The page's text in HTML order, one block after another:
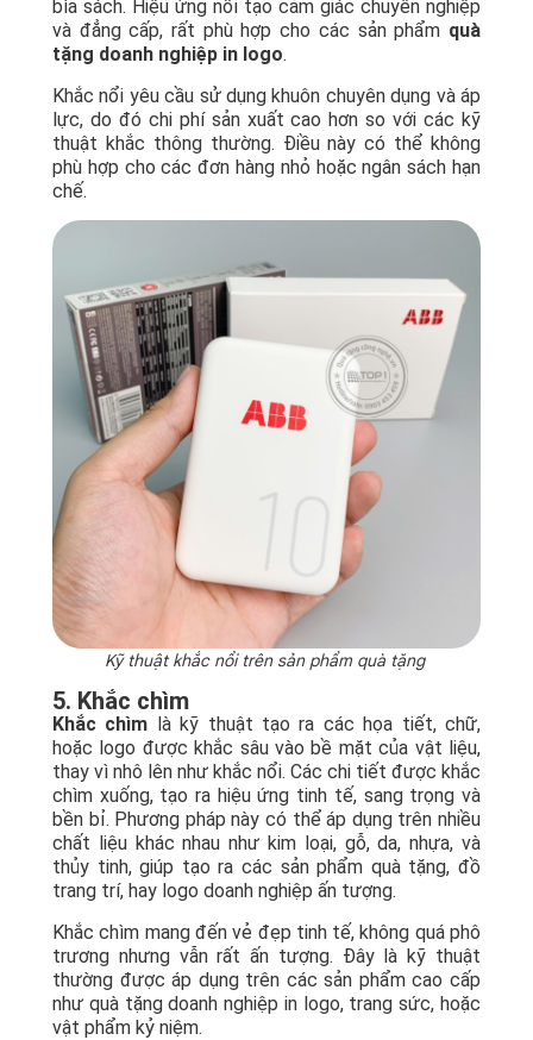
bìa sách. Hiệu ứng nổi tạo cảm giác chuyên nghiệp
và đẳng cấp, rất phù hợp cho các sản phẩm quà
tặng doanh nghiệp in logo.
Khắc nổi yêu cầu sử dụng khuôn chuyên dụng và áp
lực, do đó chi phí sản xuất cao hơn so với các kỹ
thuật khắc thông thường. Điều này có thể không
phù hợp cho các đơn hàng nhỏ hoặc ngân sách hạn
chế.
Kỹ thuật khắc nổi trên sản phẩm quà tặng
5. Khắc chìm
Khắc chìm là kỹ thuật tạo ra các họa tiết, chữ,
hoặc logo được khắc sâu vào bề mặt của vật liệu,
thay vì nhô lên như khắc nổi. Các chi tiết được khắc
chìm xuống, tạo ra hiệu ứng tinh tế, sang trọng và
bền bỉ. Phương pháp này có thể áp dụng trên nhiều
chất liệu khác nhau như kim loại, gỗ, da, nhựa, và
thủy tinh, giúp tạo ra các sản phẩm quà tặng, đồ
trang trí, hay logo doanh nghiệp ấn tượng.
Khắc chìm mang đến vẻ đẹp tinh tế, không quá phô
trương nhưng vẫn rất ấn tượng. Đây là kỹ thuật
thường được áp dụng trên các sản phẩm cao cấp
như quà tặng doanh nghiệp in logo, trang sức, hoặc
vật phẩm kỷ niệm.